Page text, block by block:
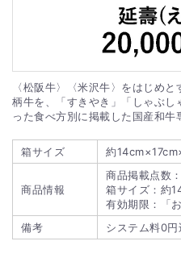
〈松阪牛〉〈米沢牛〉をはじめ
柄牛を、「すきやき」「しゃぶ
った食べ方別に掲載した国産和牛
箱サイズ 約
商品情報
商品掲載点数
箱サイズ：約
有効期限：「
備考
システム料0円